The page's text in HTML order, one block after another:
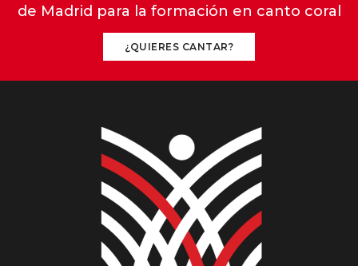
de Madrid para la formación en canto coral
¿QUIERES CANTAR?